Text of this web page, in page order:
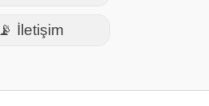
📡 İletişim